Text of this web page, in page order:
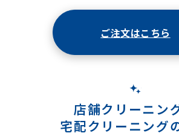
ご注文はこちら
店舗クリーニン
宅配クリーニング